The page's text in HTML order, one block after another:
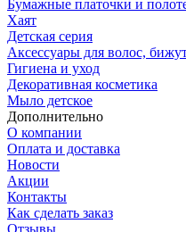
Бумажные платочки и
Хаят
Детская серия
Аксессуары для волос,
Гигиена и уход
Декоративная косметика
Мыло детское
Дополнительно
О компании
Оплата и доставка
Новости
Акции
Контакты
Как сделать заказ
Отзывы